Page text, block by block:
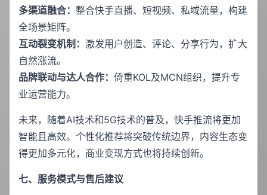
多渠道融合：整合快手直播、短视频、私域流量，构建
全场景矩阵。
互动裂变机制：激发用户创造、评论、分享行为，扩大
自然涨流。
品牌联动与达人合作：倚重KOL及MCN组织，提升专
业运营能力。
未来，随着AI技术和5G技术的普及，快手推流将更加
智能且高效。个性化推荐将突破传统边界，内容生态变
得更加多元化，商业变现方式也将持续创新。
七、服务模式与售后建议